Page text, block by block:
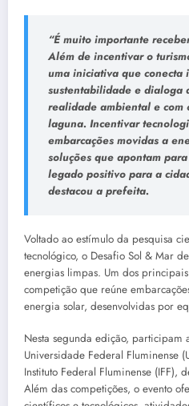
“É muito importante
Além de incentivar o
uma iniciativa que conecta
sustentabilidade e dialoga
realidade ambiental e com
laguna. Incentivar
embarcações movidas a
soluções que apontam
legado positivo para a
destacou a prefeita.
Voltado ao estímulo da pesquisa
tecnológico, o Desafio Sol & Mar
energias limpas. Um dos
competição que reúne
energia solar, desenvolvidas por
Nesta segunda edição,
Universidade Federal Fluminense
Instituto Federal Fluminense (IFF),
Além das competições, o evento